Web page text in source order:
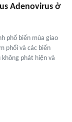
Adenovirus ở
phổ biến mùa giao
phổi và các biến
phát hiện và